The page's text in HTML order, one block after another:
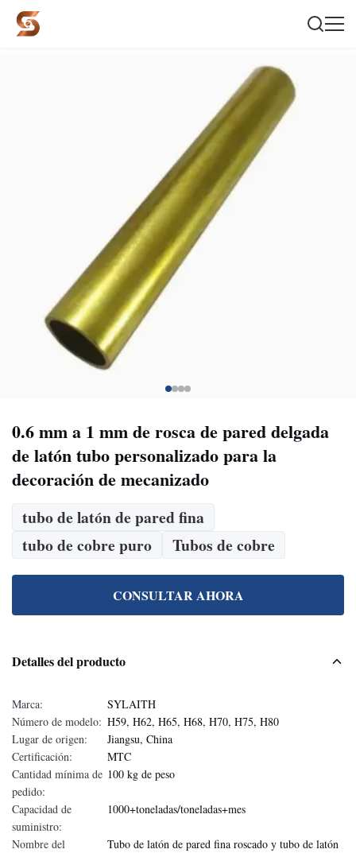
0.6 mm a 1 mm de rosca de pared delgada
de latón tubo personalizado para la
decoración de mecanizado
tubo de latón de pared fina
tubo de cobre puro
Tubos de cobre
CONSULTAR AHORA
Detalles del producto
Marca:
SYLAITH
Número de modelo: H59, H62, H65, H68, H70, H75, H80
Lugar de origen:
Jiangsu, China
Certificación:
MTC
Cantidad mínima de
pedido:
100 kg de peso
Capacidad de
suministro:
1000+toneladas/toneladas+mes
Nombre del
Tubo de latón de pared fina roscado y tubo de latón